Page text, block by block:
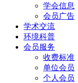
学会信息
会员广告
学术交流
环境科普
会员服务
收费标准
单位会员
个人会员